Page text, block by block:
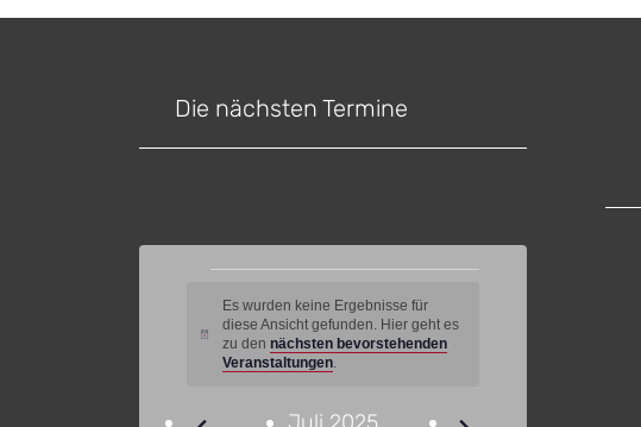
Die nächsten Termine
Veranstaltungen
Hinweis
Es wurden keine Ergebnisse für
diese Ansicht gefunden. Hier geht es
zu dennächsten bevorstehenden
Veranstaltungen.